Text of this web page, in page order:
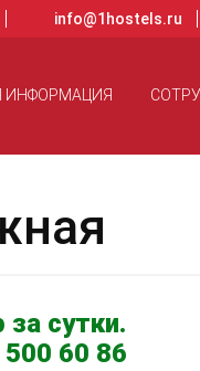
info@1hostels.ru
ИНФОРМАЦИЯ
сутки.
60 86